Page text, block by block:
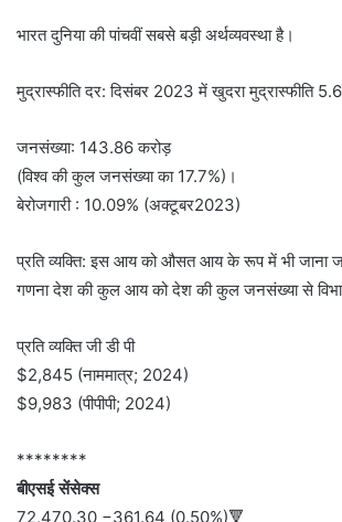
भारत दुनिया की पांचवीं सबसे बड़ी अर्थव्यवस्था है।
मुद्रास्फीति दर: दिसंबर 2023 में खुदरा मुद्रास्फीति
जनसंख्या: 143.86 करोड़
(विश्व की कुल जनसंख्या का 17.7%)।
बेरोजगारी : 10.09% (अक्टूबर2023)
प्रति व्यक्ति: इस आय को औसत आय के रूप में भी जाना
गणना देश की कुल आय को देश की कुल जनसंख्या से
प्रति व्यक्ति जी डी पी
$2,845 (नाममात्र; 2024)
$9,983 (पीपीपी; 2024)
********
बीएसई सेंसेक्स
72,470.30 −361.64 (0.50%)🔻